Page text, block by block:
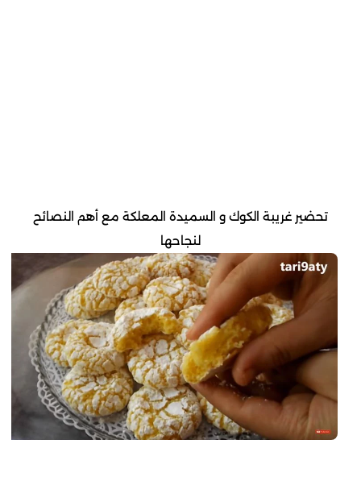
تحضير غريبة الكوك و السميدة المعلكة مع أهم النصائح
لنجاحها